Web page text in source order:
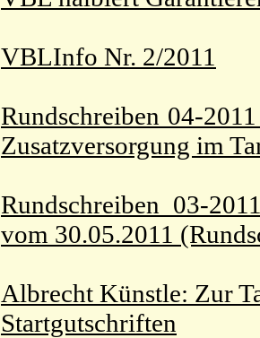
VBLInfo Nr. 2/2011
Rundschreiben 04-
Zusatzversorgung im
Rundschreiben 03-
vom 30.05.2011
Albrecht Künstle: Zur
Startgutschriften